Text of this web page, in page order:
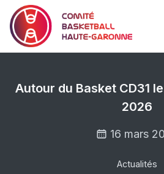
Autour du Basket CD31
2026
16 mars
Actualités